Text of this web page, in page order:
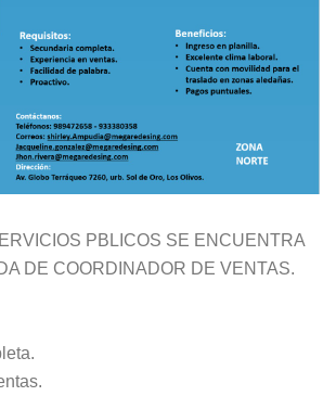
PBLICOS SE ENCUENTRA
DE COORDINADOR DE VENTAS.